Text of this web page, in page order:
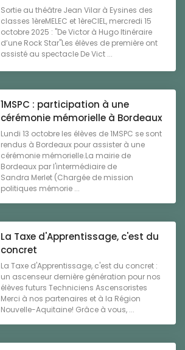
Sortie au théâtre Jean Vilar à Eysines des
classes 1èreMELEC et 1èreCIEL, mercredi 15
octobre 2025 : "De Victor à Hugo Itinéraire
d’une Rock Star"Les élèves de première ont
assisté au spectacle De Vict ...
1MSPC : participation à une
cérémonie mémorielle à Bordeaux
Lundi 13 octobre les élèves de 1MSPC se sont
rendus à Bordeaux pour assister à une
cérémonie mémorielle.La mairie de
Bordeaux par l'intermédiaire de
Sandra Merlet (Chargée de mission
politiques mémorie ...
La Taxe d'Apprentissage, c'est du
concret
La Taxe d'Apprentissage, c'est du concret :
un ascenseur dernière génération pour nos
élèves futurs Techniciens Ascensoristes
Merci à nos partenaires et à la Région
Nouvelle-Aquitaine! Grâce à vous, ...